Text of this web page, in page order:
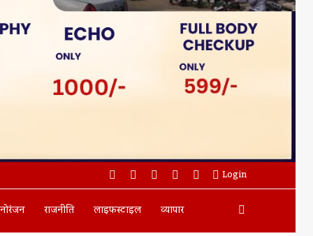
Login
WhatsApp
Instagram
YouTube
Twitter
Facebook
राजनीति लाइफस्टाइल व्यापार